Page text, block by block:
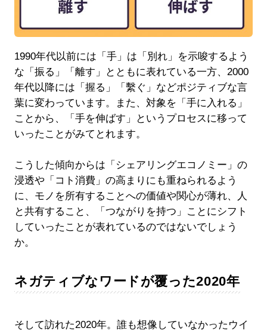
1990年代以前には「手」は「別れ」を示唆するよう
な「振る」「離す」とともに表れている一方、2000
年代以降には「握る」「繫ぐ」などポジティブな言
葉に変わっています。また、対象を「手に入れる」
ことから、「手を伸ばす」というプロセスに移って
いったことがみてとれます。
こうした傾向からは「シェアリングエコノミー」の
浸透や「コト消費」の高まりにも重ねられるよう
に、モノを所有することへの価値や関心が薄れ、人
と共有すること、「つながりを持つ」ことにシフト
していったことが表れているのではないでしょう
か。
ネガティブなワードが覆った2020年
そして訪れた2020年。誰も想像していなかったウイ